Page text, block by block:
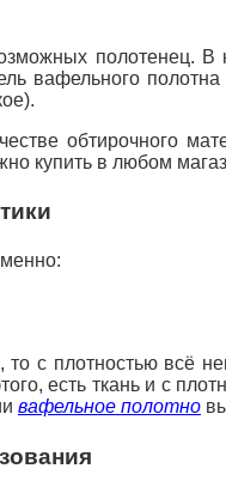
полотенец.
вафельного
обтирочного
купить в любом
с плотностью всё
есть ткань и с
вафельное полотно